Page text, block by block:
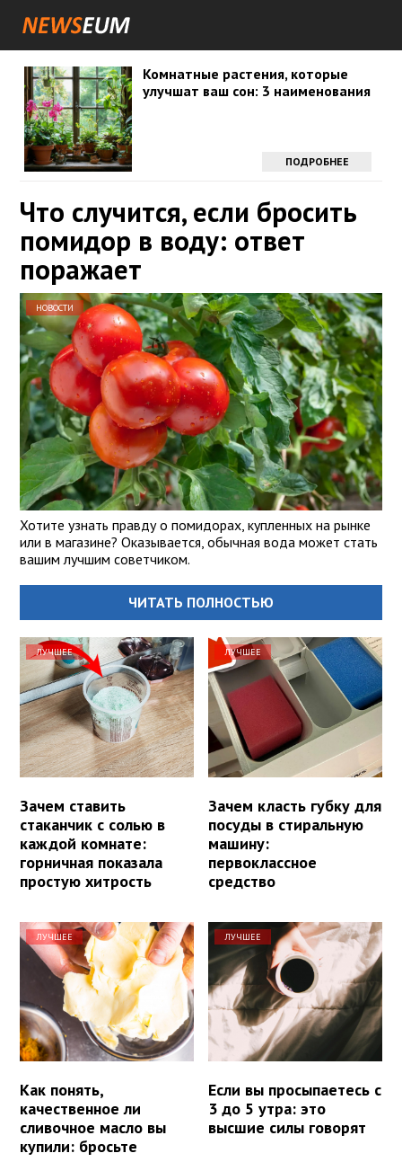
Комнатные растения, которые
улучшат ваш сон: 3 наименования
ПОДРОБНЕЕ
Что случится, если бросить
помидор в воду: ответ
поражает
НОВОСТИ
Хотите узнать правду о помидорах, купленных на рынке
или в магазине? Оказывается, обычная вода может стать
вашим лучшим советчиком.
ЧИТАТЬ ПОЛНОСТЬЮ
ЛУЧШЕЕ
Зачем ставить
стаканчик с солью в
каждой комнате:
горничная показала
простую хитрость
ЛУЧШЕЕ
Зачем класть губку для
посуды в стиральную
машину:
первоклассное
средство
ЛУЧШЕЕ
Как понять,
качественное ли
сливочное масло вы
купили: бросьте
ЛУЧШЕЕ
Если вы просыпаетесь с
3 до 5 утра: это
высшие силы говорят